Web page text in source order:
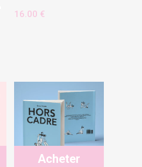
16.00 €
Acheter